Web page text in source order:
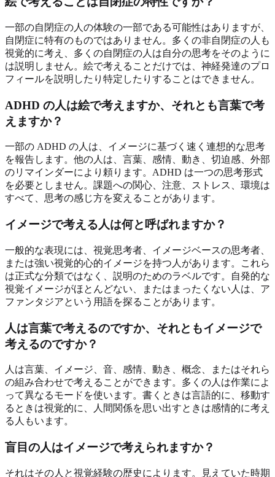
一部の自閉症の人の体験の一部である可能性はありますが、
自閉症に特有のものではありません。多くの非自閉症の人も
視覚的に考え、多くの自閉症の人は自分の思考をそのように
は説明しません。絵で考えることだけでは、神経発達のプロ
フィールを説明したり特定したりすることはできません。
ADHD の人は絵で考えますか、それとも言葉で考
えますか？
一部の ADHD の人は、イメージに基づく速く連想的な思考
を報告します。他の人は、言葉、感情、動き、切迫感、外部
のリマインダーにより頼ります。ADHD は一つの思考形式
を必要としません。課題への関心、注意、ストレス、環境は
すべて、思考の感じ方を変えることがあります。
イメージで考える人は何と呼ばれますか？
一般的な表現には、視覚思考者、イメージベースの思考者、
または強い視覚的心的イメージを持つ人があります。これら
は正式な分類ではなく、説明のためのラベルです。自発的な
視覚イメージがほとんどない、またはまったくない人は、ア
ファンタジアという用語を探ることがあります。
人は言葉で考えるのですか、それともイメージで
考えるのですか？
人は言葉、イメージ、音、感情、動き、概念、またはそれら
の組み合わせで考えることができます。多くの人は作業によ
って異なるモードを使います。書くときは言語的に、移動す
るときは視覚的に、人間関係を思い出すときは感情的に考え
る人もいます。
盲目の人はイメージで考えられますか？
それはその人と視覚経験の歴史によります。見えていた時期